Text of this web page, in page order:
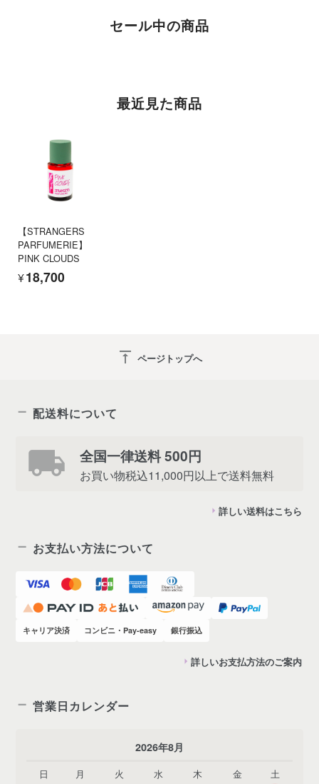
セール中の商品
最近見た商品
【STRANGERS
PARFUMERIE】
PINK CLOUDS
¥18,700
vertical_align_top ページトップへ
配送料について
全国一律送料 500円
お買い物税込11,000円以上で送料無料
詳しい送料はこちら
お支払い方法について
キャリア決済 コンビニ・Pay-easy 銀行振込
詳しいお支払方法のご案内
営業日カレンダー
2026年8月
日 月 火 水 木 金 土